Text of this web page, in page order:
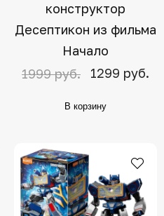
конструктор
Десептикон из фильма
Начало
1999 руб.
1299 руб.
В корзину